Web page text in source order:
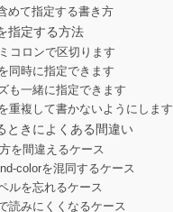
めて指定する書き方
指定する方法
コロンで区切ります
同時に指定できます
も一緒に指定できます
重複して書かないようにします
ときによくある間違い
を間違えるケース
colorを混同するケース
ルを忘れるケース
読みにくくなるケース